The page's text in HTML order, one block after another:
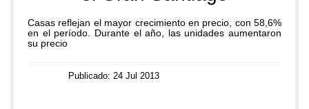
Casas reflejan el mayor crecimiento en precio, con 58,6%
en el período. Durante el año, las unidades aumentaron
su precio
Publicado: 24 Jul 2013